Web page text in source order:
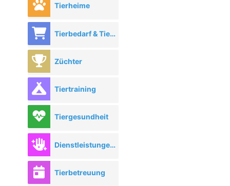
Tierheime
Tierbedarf & Tierhandel
Züchter
Tiertraining
Tiergesundheit
Dienstleistungen rund ums Tier
Tierbetreuung